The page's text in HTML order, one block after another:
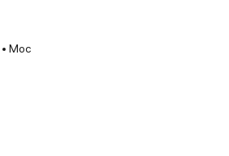
Москва